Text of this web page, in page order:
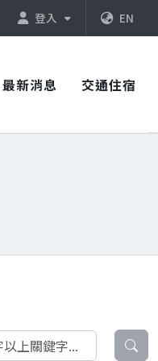
登入 EN
最新消息 交通住宿